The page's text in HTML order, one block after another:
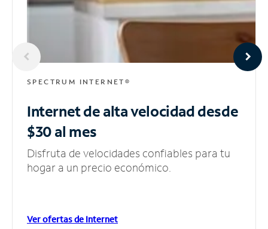
SPECTRUM INTERNET®
Internet de alta velocidaddesde
$30 al mes
Disfruta de velocidades confiables para tu
hogar a un precio económico.
Ver ofertas de Internet